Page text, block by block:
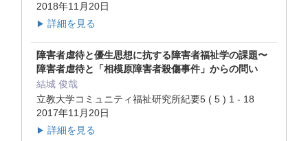
2018年11月20日
▶ 詳細を見る
障害者虐待と優生思想に抗する障害者福祉学の課題〜
障害者虐待と「相模原障害者殺傷事件」からの問い
結城 俊哉
立教大学コミュニティ福祉研究所紀要5 ( 5 ) 1 - 18
2017年11月20日
▶ 詳細を見る